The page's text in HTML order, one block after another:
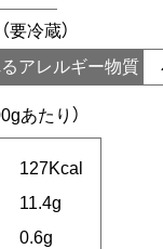
要冷蔵）
アレルギー物質
あたり）
127Kcal
11.4g
0.6g